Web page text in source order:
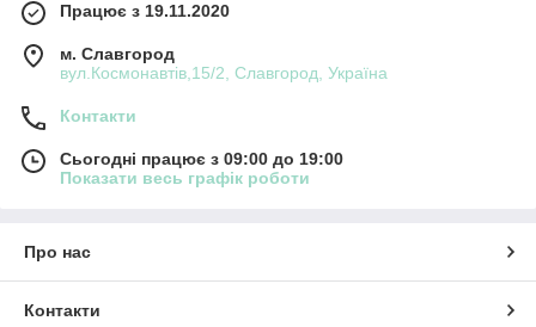
Працює з 19.11.2020
м. Славгород
вул.Космонавтів,15/2, Славгород, Україна
Контакти
Сьогодні працює з 09:00 до 19:00
Показати весь графік роботи
Про нас
Контакти